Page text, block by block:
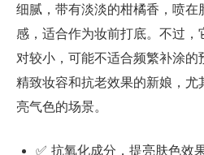
细腻，带有淡淡的柑橘香，喷在
感，适合作为妆前打底。不过，
对较小，可能不适合频繁补涂
精致妆容和抗老效果的新娘，尤
亮气色的场景。
✅ 抗氧化成分，提亮肤色效